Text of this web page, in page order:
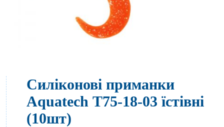
Силіконові приманки
Aquatech Т75-18-03 їстівні
(10шт)